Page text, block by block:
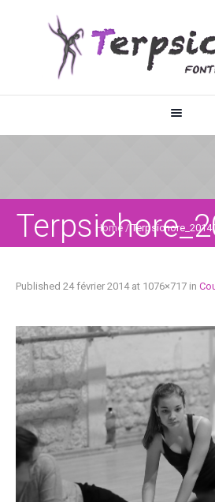
Home /
Published 24 février 2014at 1076×717 in